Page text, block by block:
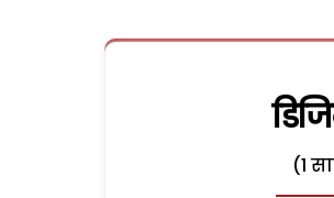
(1